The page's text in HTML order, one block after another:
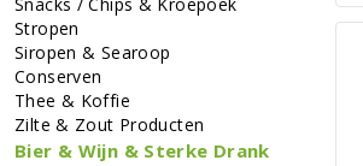
Stropen
Siropen & Searoop
Conserven
Thee & Koffie
Zilte & Zout Producten
Bier & Wijn & Sterke Drank